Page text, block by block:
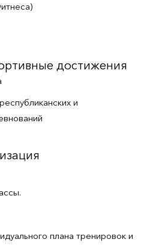
достижения
и
плана тренировок и